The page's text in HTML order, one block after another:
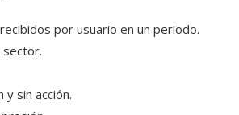
por usuario en un periodo.
sector.
sin acción.